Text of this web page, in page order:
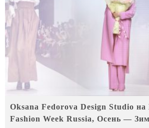
Oksana Fedorova Design Studio на
Fashion Week Russia, Осень —